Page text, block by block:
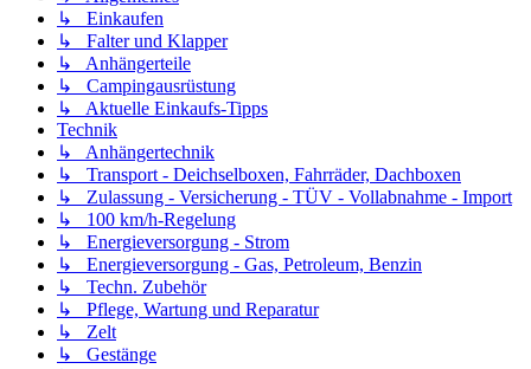
↳ Einkaufen
↳ Falter und Klapper
↳ Anhängerteile
↳ Campingausrüstung
↳ Aktuelle Einkaufs-Tipps
Technik
↳ Anhängertechnik
↳ Transport - Deichselboxen, Fahrräder, Dachboxen
↳ Zulassung - Versicherung - TÜV - Vollabnahme - Import
↳ 100 km/h-Regelung
↳ Energieversorgung - Strom
↳ Energieversorgung - Gas, Petroleum, Benzin
↳ Techn. Zubehör
↳ Pflege, Wartung und Reparatur
↳ Zelt
↳ Gestänge